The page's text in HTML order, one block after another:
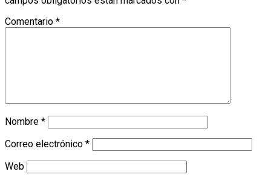
Comentario *
Nombre *
Correo electrónico *
Web